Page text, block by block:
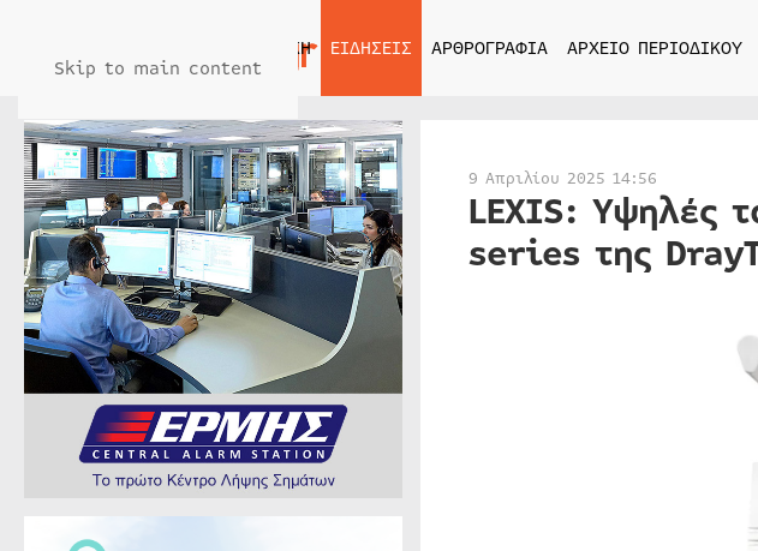
Skip to main content
ΑΡΧΙΚΗ ΕΙΔΗΣΕΙΣ ΑΡΘΡΟΓΡΑΦΙΑ ΑΡΧΕΙΟ ΠΕΡΙΟΔΙΚΟΥ
9 Απριλίου 2025 14:56
LEXIS: Υψηλές
series της